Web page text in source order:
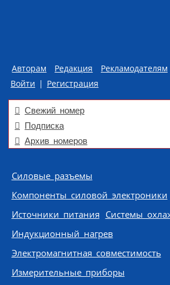
Авторам Редакция Рекламодателям
Войти | Регистрация
Свежий номер
Подписка
Архив номеров
Skip to content
Силовые разъемы
Компоненты силовой электроники
Источники питания Системы
Индукционный нагрев
Электромагнитная совместимость
Измерительные приборы